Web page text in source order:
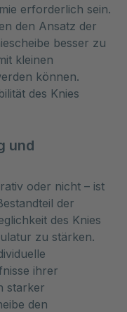
erforderlich sein.
den Ansatz der
besser zu
kleinen
können.
des Knies
und
oder nicht – ist
der
des Knies
zu stärken.
ihrer
starker
den